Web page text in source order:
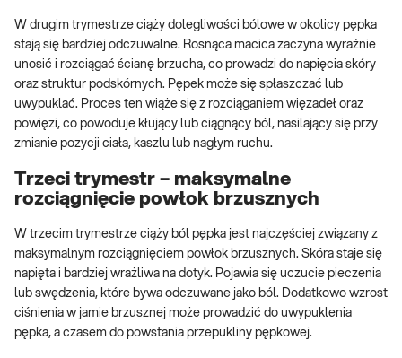
W drugim trymestrze ciąży dolegliwości bólowe w okolicy pępka
stają się bardziej odczuwalne. Rosnąca macica zaczyna wyraźnie
unosić i rozciągać ścianę brzucha, co prowadzi do napięcia skóry
oraz struktur podskórnych. Pępek może się spłaszczać lub
uwypuklać. Proces ten wiąże się z rozciąganiem więzadeł oraz
powięzi, co powoduje kłujący lub ciągnący ból, nasilający się przy
zmianie pozycji ciała, kaszlu lub nagłym ruchu.
Trzeci trymestr – maksymalne
rozciągnięcie powłok brzusznych
W trzecim trymestrze ciąży ból pępka jest najczęściej związany z
maksymalnym rozciągnięciem powłok brzusznych. Skóra staje się
napięta i bardziej wrażliwa na dotyk. Pojawia się uczucie pieczenia
lub swędzenia, które bywa odczuwane jako ból. Dodatkowo wzrost
ciśnienia w jamie brzusznej może prowadzić do uwypuklenia
pępka, a czasem do powstania przepukliny pępkowej.